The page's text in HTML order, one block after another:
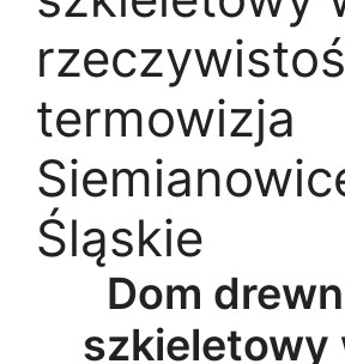
termowizja
Śląskie
Dom
szkieletowy